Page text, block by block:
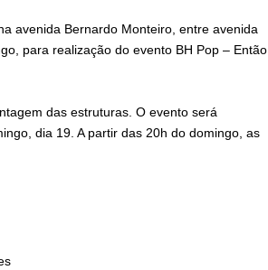
avenida Bernardo Monteiro, entre avenida
para realização do evento BH Pop – Então
das estruturas. O evento será
dia 19. A partir das 20h do domingo, as